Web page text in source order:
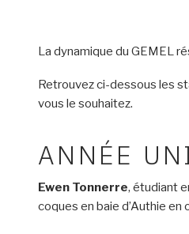
La dynamique du GEMEL
Retrouvez ci-dessous les
vous le souhaitez.
ANNÉE
Ewen Tonnerre, étudiant
coques en baie d’Authie